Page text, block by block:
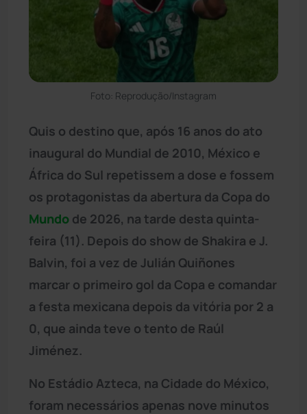
Foto: Reprodução/Instagram
Quis o destino que, após 16 anos do ato
inaugural do Mundial de 2010, México e
África do Sul repetissem a dose e fossem
os protagonistas da abertura da Copa do
Mundo de 2026, na tarde desta quinta-
feira (11). Depois do show de Shakira e J.
Balvin, foi a vez de Julián Quiñones
marcar o primeiro gol da Copa e comandar
a festa mexicana depois da vitória por 2 a
0, que ainda teve o tento de Raúl
Jiménez.
No Estádio Azteca, na Cidade do México,
foram necessários apenas nove minutos